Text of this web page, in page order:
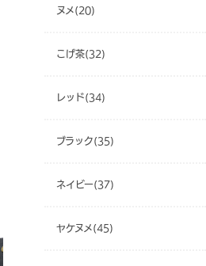
ヌメ(20)
こげ茶(32)
レッド(34)
ブラック(35)
ネイビー(37)
ヤケヌメ(45)